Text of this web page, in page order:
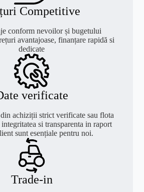
Competitive
conform nevoilor și bugetului
avantajoase, finanțare rapidă si
dedicate
verificate
achiziții strict verificate sau flota
si transparenta in raport
sunt esențiale pentru noi.
Trade-in